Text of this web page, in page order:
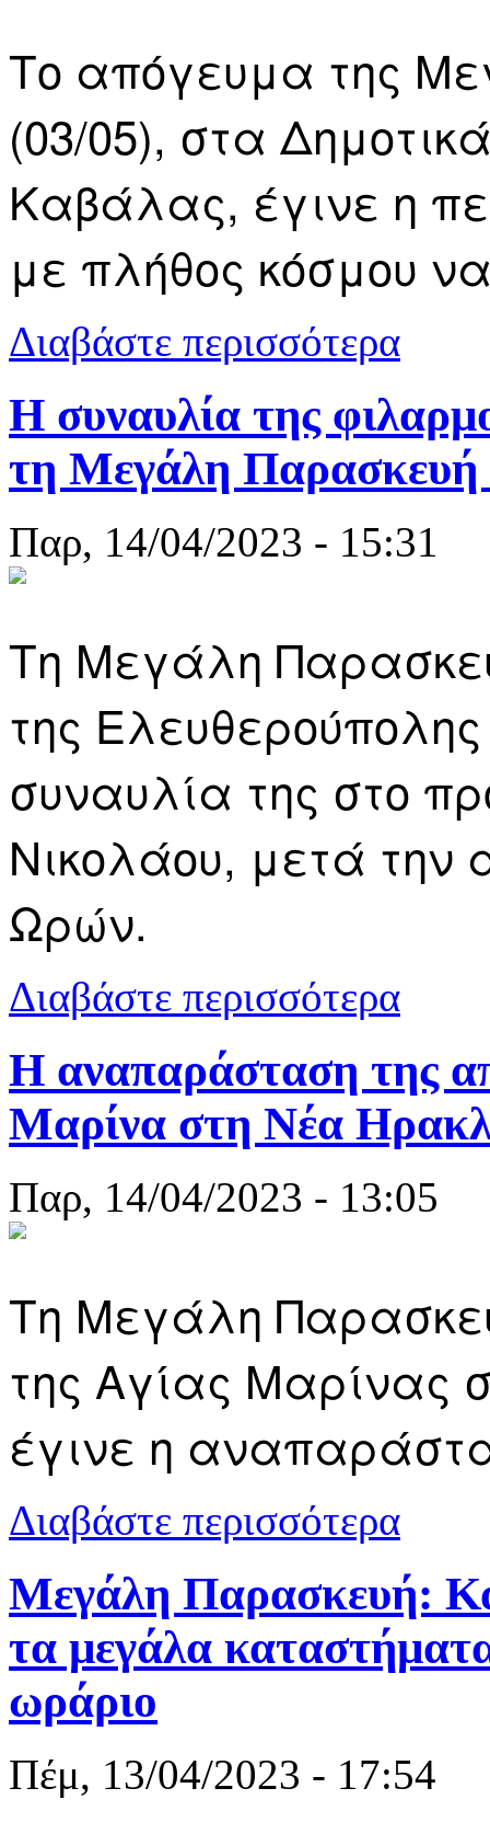
Το απόγευμα της
(03/05), στα
Καβάλας, έγινε η
με πλήθος κόσμου
Διαβάστε περισσότερα
Η συναυλία της
τη Μεγάλη Παρασκευή
Παρ, 14/04/2023 - 15:31
Τη Μεγάλη
της
συναυλία της στο
Νικολάου, μετά
Ωρών.
Διαβάστε περισσότερα
Η αναπαράσταση της
Μαρίνα στη Νέα
Παρ, 14/04/2023 - 13:05
Τη Μεγάλη
της Αγίας Μαρίνας
έγινε η
Διαβάστε περισσότερα
Μεγάλη Παρασκευή:
τα μεγάλα
ωράριο
Πέμ, 13/04/2023 - 17:54